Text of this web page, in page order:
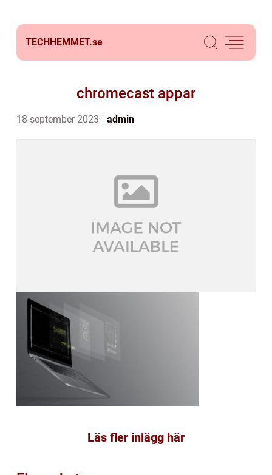
TECHHEMMET.se
chromecast appar
18 september 2023 admin
Läs fler inlägg här